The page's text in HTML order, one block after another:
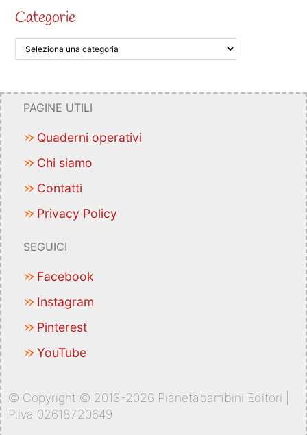
Categorie
PAGINE UTILI
Quaderni operativi
Chi siamo
Contatti
Privacy Policy
SEGUICI
Facebook
Instagram
Pinterest
YouTube
© Copyright © 2013-2026 Pianetabambini Editori |
P.iva 02618720649